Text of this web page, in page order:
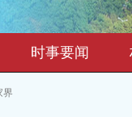
时事要闻
界